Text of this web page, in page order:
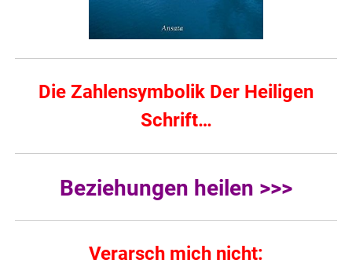
Die Zahlensymbolik Der Heiligen
Schrift…
Beziehungen heilen >>>
Verarsch mich nicht: